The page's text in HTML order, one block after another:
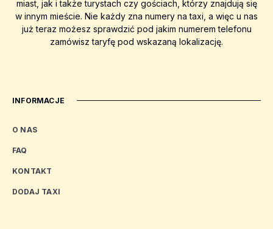
miast, jak i także turystach czy gościach, którzy znajdują się
w innym mieście. Nie każdy zna numery na taxi, a więc u nas
już teraz możesz sprawdzić pod jakim numerem telefonu
zamówisz taryfę pod wskazaną lokalizację.
INFORMACJE
O NAS
FAQ
KONTAKT
DODAJ TAXI